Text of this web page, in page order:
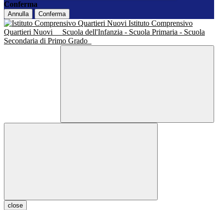
Conferma
Annulla Conferma
Istituto Comprensivo
Quartieri Nuovi
Scuola dell'Infanzia - Scuola Primaria - Scuola
Secondaria di Primo Grado
close